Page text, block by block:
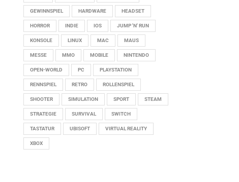
GEWINNSPIEL HARDWARE HEADSET
HORROR INDIE IOS JUMP 'N' RUN
KONSOLE LINUX MAC MAUS
MESSE MMO MOBILE NINTENDO
OPEN-WORLD PC PLAYSTATION
RENNSPIEL RETRO ROLLENSPIEL
SHOOTER SIMULATION SPORT STEAM
STRATEGIE SURVIVAL SWITCH
TASTATUR UBISOFT VIRTUAL REALITY
XBOX